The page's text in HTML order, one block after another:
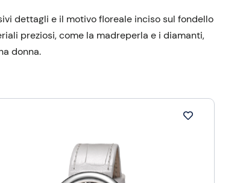
dettagli e il motivo floreale inciso sul fondello
preziosi, come la madreperla e i diamanti,
donna.